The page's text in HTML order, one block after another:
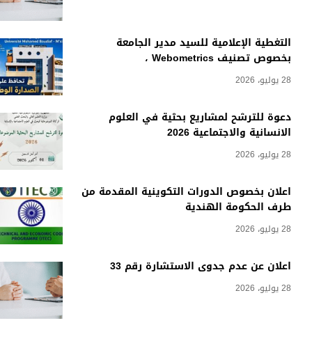
التغطية الإعلامية للسيد مدير الجامعة
بخصوص تصنيف Webometrics ،
28 يوليو، 2026
دعوة للترشح لمشاريع بحثية في العلوم
الانسانية والاجتماعية 2026
28 يوليو، 2026
اعلان بخصوص الدورات التكوينية المقدمة من
طرف الحكومة الهندية
28 يوليو، 2026
اعلان عن عدم جدوى الاستشارة رقم 33
28 يوليو، 2026